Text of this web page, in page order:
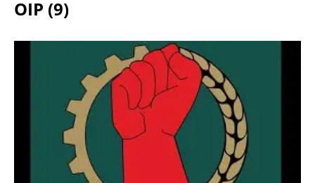
OIP (9)